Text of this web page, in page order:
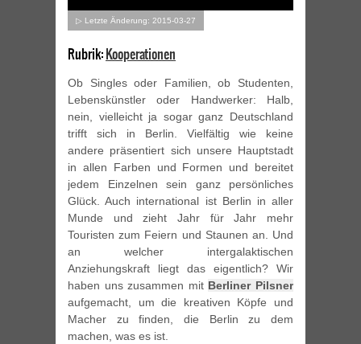
▷ Letzte Änderung: 2015-03-27
Rubrik:Kooperationen
Ob Singles oder Familien, ob Studenten,
Lebenskünstler oder Handwerker: Halb,
nein, vielleicht ja sogar ganz Deutschland
trifft sich in Berlin. Vielfältig wie keine
andere präsentiert sich unsere Hauptstadt
in allen Farben und Formen und bereitet
jedem Einzelnen sein ganz persönliches
Glück. Auch international ist Berlin in aller
Munde und zieht Jahr für Jahr mehr
Touristen zum Feiern und Staunen an. Und
an welcher intergalaktischen
Anziehungskraft liegt das eigentlich? Wir
haben uns zusammen mit Berliner Pilsner
aufgemacht, um die kreativen Köpfe und
Macher zu finden, die Berlin zu dem
machen, was es ist.